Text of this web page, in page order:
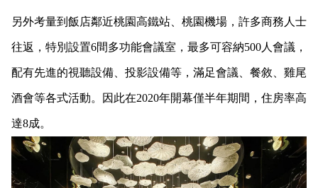
另外考量到飯店鄰近桃園高鐵站、桃園機場，許多商務人士
往返，特別設置6間多功能會議室，最多可容納500人會議，
配有先進的視聽設備、投影設備等，滿足會議、餐敘、雞尾
酒會等各式活動。因此在2020年開幕僅半年期間，住房率高
達8成。